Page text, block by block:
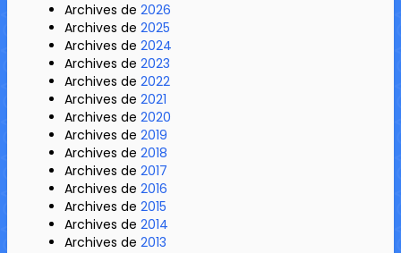
Archives de 2026
Archives de 2025
Archives de 2024
Archives de 2023
Archives de 2022
Archives de 2021
Archives de 2020
Archives de 2019
Archives de 2018
Archives de 2017
Archives de 2016
Archives de 2015
Archives de 2014
Archives de 2013